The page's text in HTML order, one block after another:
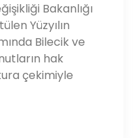
Bakanlığı
Yüzyılın
Bilecik ve
hak
çekimiyle